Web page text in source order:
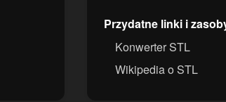
Przydatne linki i
Konwerter STL
Wikipedia o STL